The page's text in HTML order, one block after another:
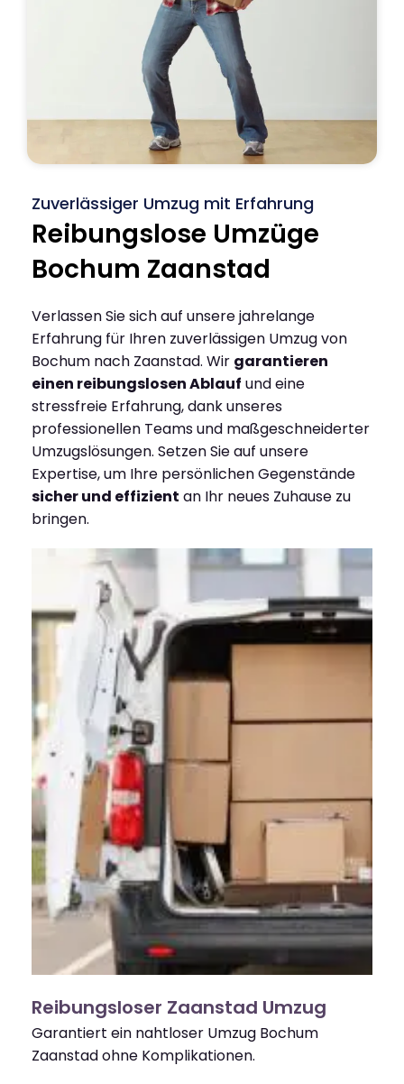
Zuverlässiger Umzug mit Erfahrung
Reibungslose Umzüge
Bochum Zaanstad
Verlassen Sie sich auf unsere jahrelange
Erfahrung für Ihren zuverlässigen Umzug von
Bochum nach Zaanstad. Wir garantieren
einen reibungslosen Ablauf und eine
stressfreie Erfahrung, dank unseres
professionellen Teams und maßgeschneiderter
Umzugslösungen. Setzen Sie auf unsere
Expertise, um Ihre persönlichen Gegenstände
sicher und effizient an Ihr neues Zuhause zu
bringen.
Reibungsloser Zaanstad Umzug
Garantiert ein nahtloser Umzug Bochum
Zaanstad ohne Komplikationen.